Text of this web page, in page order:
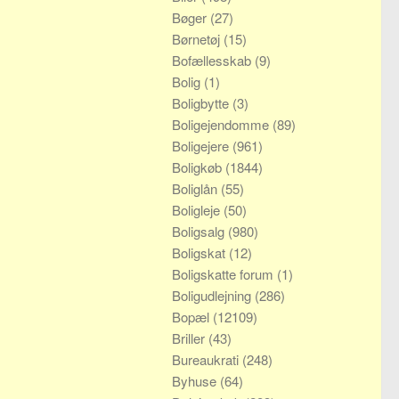
Bøger (27)
Børnetøj (15)
Bofællesskab (9)
Bolig (1)
Boligbytte (3)
Boligejendomme (89)
Boligejere (961)
Boligkøb (1844)
Boliglån (55)
Boligleje (50)
Boligsalg (980)
Boligskat (12)
Boligskatte forum (1)
Boligudlejning (286)
Bopæl (12109)
Briller (43)
Bureaukrati (248)
Byhuse (64)